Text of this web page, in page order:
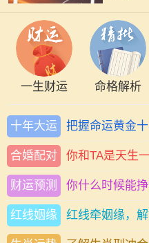
一生财运 命格解析
十年大运 把握命运黄金
合婚配对 你和TA是天生
财运预测 你什么时候能挣
红线姻缘 红线牵姻缘，